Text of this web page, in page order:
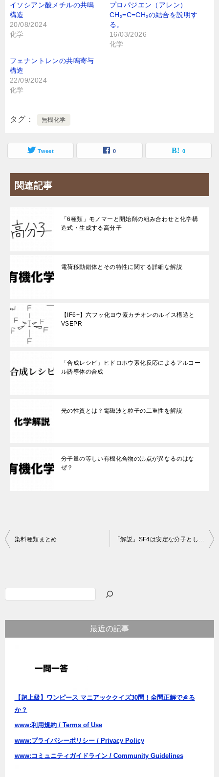
イソシアン酸メチルの共鳴
構造
20/08/2024
化学
プロパジエン（アレン）
CH₂=C=CH₂の結合を説明す
る。
16/03/2026
化学
フェナントレンの共鳴寄与
構造
22/09/2024
化学
タグ 無機化学
Tweet 0 0
関連記事
「6種類」モノマーと開始剤の組み合わせと化学構
造式・生成する高分子
電荷移動錯体とその特性に関する詳細な解説
【IF6+】六フッ化ヨウ素カチオンのルイス構造と
VSEPR
「合成レシピ」ヒドロホウ素化反応によるアルコー
ル誘導体の合成
光の性質とは？電磁波と粒子の二重性を解説
分子量の等しい有機化合物の沸点が異なるのはな
ぜ？
投
ゲ
染料種類まとめ 「解説」SF4は安定な分子として存在するのに対し、OF4分子は存在しない
最近の記事
【超上級】ワンピース マニアッククイズ30問！全問正解できる
か？
www:利用規約 / Terms of Use
www:プライバシーポリシー / Privacy Policy
www:コミュニティガイドライン / Community Guidelines